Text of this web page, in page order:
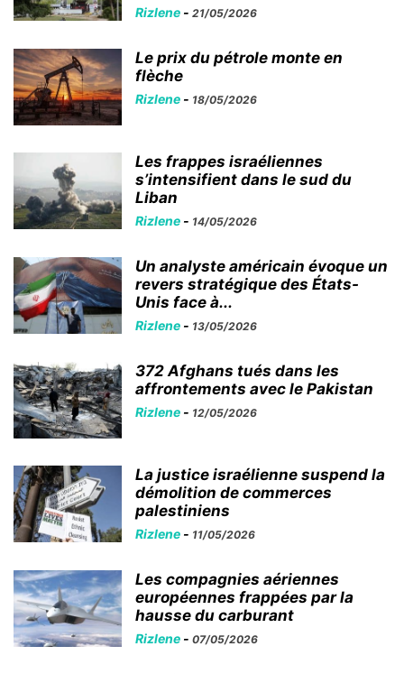
Rizlene - 21/05/2026
Le prix du pétrole monte en
flèche
Rizlene - 18/05/2026
Les frappes israéliennes
s’intensifient dans le sud du
Liban
Rizlene - 14/05/2026
Un analyste américain évoque un
revers stratégique des États-
Unis face à...
Rizlene - 13/05/2026
372 Afghans tués dans les
affrontements avec le Pakistan
Rizlene - 12/05/2026
La justice israélienne suspend la
démolition de commerces
palestiniens
Rizlene - 11/05/2026
Les compagnies aériennes
européennes frappées par la
hausse du carburant
Rizlene - 07/05/2026